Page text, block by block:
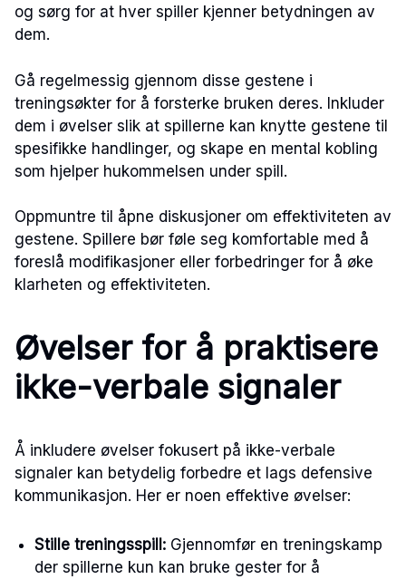
og sørg for at hver spiller kjenner betydningen av
dem.
Gå regelmessig gjennom disse gestene i
treningsøkter for å forsterke bruken deres. Inkluder
dem i øvelser slik at spillerne kan knytte gestene til
spesifikke handlinger, og skape en mental kobling
som hjelper hukommelsen under spill.
Oppmuntre til åpne diskusjoner om effektiviteten av
gestene. Spillere bør føle seg komfortable med å
foreslå modifikasjoner eller forbedringer for å øke
klarheten og effektiviteten.
Øvelser for å praktisere
ikke-verbale signaler
Å inkludere øvelser fokusert på ikke-verbale
signaler kan betydelig forbedre et lags defensive
kommunikasjon. Her er noen effektive øvelser:
Stille treningsspill: Gjennomfør en treningskamp
der spillerne kun kan bruke gester for å